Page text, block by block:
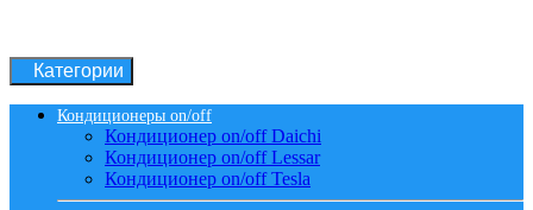
Категории
Кондиционеры on/off
Кондиционер on/off Daichi
Кондиционер on/off Lessar
Кондиционер on/off Tesla